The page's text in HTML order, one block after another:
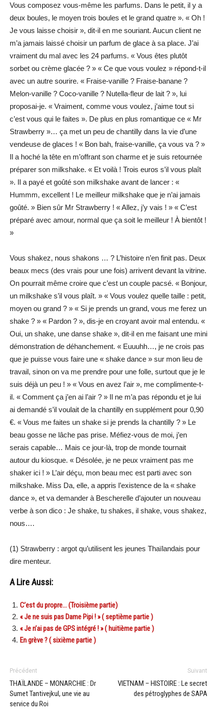
Vous composez vous-même les parfums. Dans le petit, il y a
deux boules, le moyen trois boules et le grand quatre ». « Oh !
Je vous laisse choisir », dit-il en me souriant. Aucun client ne
m’a jamais laissé choisir un parfum de glace à sa place. J’ai
vraiment du mal avec les 24 parfums. « Vous êtes plutôt
sorbet ou crème glacée ? » « Ce que vous voulez » répond-t-il
avec un autre sourire. « Fraise-vanille ? Fraise-banane ?
Melon-vanille ? Coco-vanille ? Nutella-fleur de lait ? », lui
proposai-je. « Vraiment, comme vous voulez, j’aime tout si
c’est vous qui le faites ». De plus en plus romantique ce « Mr
Strawberry »… ça met un peu de chantilly dans la vie d’une
vendeuse de glaces ! « Bon bah, fraise-vanille, ça vous va ? »
Il a hoché la tête en m’offrant son charme et je suis retournée
préparer son milkshake. « Et voilà ! Trois euros s’il vous plaît
». Il a payé et goûté son milkshake avant de lancer : «
Hummm, excellent ! Le meilleur milkshake que je n’ai jamais
goûté. » Bien sûr Mr Strawberry ! « Allez, j’y vais ! » « C’est
préparé avec amour, normal que ça soit le meilleur ! À bientôt !
»
Vous shakez, nous shakons … ? L’histoire n’en finit pas. Deux
beaux mecs (des vrais pour une fois) arrivent devant la vitrine.
On pourrait même croire que c’est un couple pacsé. « Bonjour,
un milkshake s’il vous plaît. » « Vous voulez quelle taille : petit,
moyen ou grand ? » « Si je prends un grand, vous me ferez un
shake ? » « Pardon ? », dis-je en croyant avoir mal entendu. «
Oui, un shake, une danse shake », dit-il en me faisant une mini
démonstration de déhanchement. « Euuuhh…, je ne crois pas
que je puisse vous faire une « shake dance » sur mon lieu de
travail, sinon on va me prendre pour une folle, surtout que je le
suis déjà un peu ! » « Vous en avez l’air », me complimente-t-
il. « Comment ça j’en ai l’air ? » Il ne m’a pas répondu et je lui
ai demandé s’il voulait de la chantilly en supplément pour 0,90
€. « Vous me faites un shake si je prends la chantilly ? » Le
beau gosse ne lâche pas prise. Méfiez-vous de moi, j’en
serais capable… Mais ce jour-là, trop de monde tournait
autour du kiosque. « Désolée, je ne peux vraiment pas me
shaker ici ! » L’air déçu, mon beau mec est parti avec son
milkshake. Miss Da, elle, a appris l’existence de la « shake
dance », et va demander à Bescherelle d’ajouter un nouveau
verbe à son dico : Je shake, tu shakes, il shake, vous shakez,
nous….
(1) Strawberry : argot qu’utilisent les jeunes Thaïlandais pour
dire menteur.
A Lire Aussi:
C’est du propre… (Troisième partie)
« Je ne suis pas Dame Pipi ! » ( septième partie )
« Je n’ai pas de GPS intégré ! » ( huitième partie )
En grève ? ( sixième partie )
Précédent
THAÏLANDE – MONARCHIE : Dr
Sumet Tantivejkul, une vie au
service du Roi
Suivant
VIETNAM – HISTOIRE : Le secret
des pétroglyphes de SAPA